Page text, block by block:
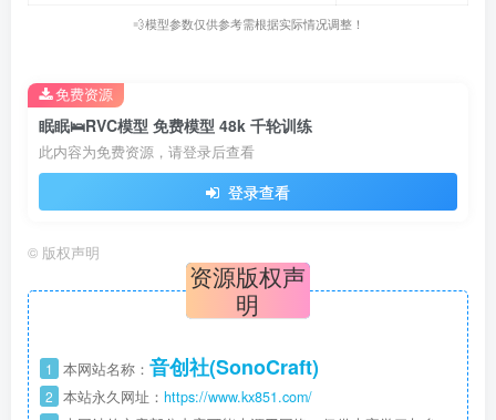
💨模型参数仅供参考需根据实际情况调整！
眠眠🛌RVC模型 免费模型 48k 千轮训练
此内容为免费资源，请登录后查看
登录查看
免费资源
© 版权声明
资源版权声
明
1 本网站名称： 音创社(SonoCraft)
2 本站永久网址： https://www.kx851.com/